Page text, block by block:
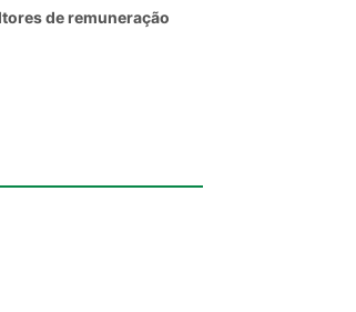
de remuneração